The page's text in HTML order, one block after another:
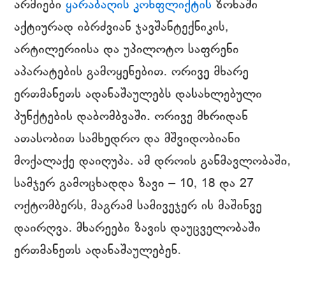
არმიები ყარაბაღის კონფლიქტის ზონაში
აქტიურად იბრძვიან ჯავშანტექნიკის,
არტილერიისა და უპილოტო საფრენი
აპარატების გამოყენებით. ორივე მხარე
ერთმანეთს ადანაშაულებს დასახლებული
პუნქტების დაბომბვაში. ორივე მხრიდან
ათასობით სამხედრო და მშვიდობიანი
მოქალაქე დაიღუპა. ამ დროის განმავლობაში,
სამჯერ გამოცხადდა ზავი – 10, 18 და 27
ოქტომბერს, მაგრამ სამივეჯერ ის მაშინვე
დაირღვა. მხარეები ზავის დაუცველობაში
ერთმანეთს ადანაშაულებენ.